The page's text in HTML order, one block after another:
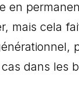
en
mais cela
dans les